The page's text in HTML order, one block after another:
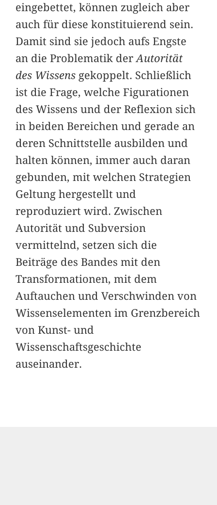
eingebettet, können zugleich aber
auch für diese konstituierend sein.
Damit sind sie jedoch aufs Engste
an die Problematik derAutorität
des Wissens gekoppelt. Schließlich
ist die Frage, welche Figurationen
des Wissens und der Reflexion sich
in beiden Bereichen und gerade an
deren Schnittstelle ausbilden und
halten können, immer auch daran
gebunden, mit welchen Strategien
Geltung hergestellt und
reproduziert wird. Zwischen
Autorität und Subversion
vermittelnd, setzen sich die
Beiträge des Bandes mit den
Transformationen, mit dem
Auftauchen und Verschwinden von
Wissenselementen im Grenzbereich
von Kunst- und
Wissenschaftsgeschichte
auseinander.